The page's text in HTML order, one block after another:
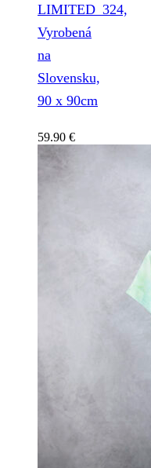
LIMITED_324,
Vyrobená
na
Slovensku,
90 x 90cm
59.90 €